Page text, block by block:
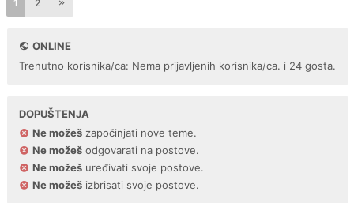
1 2
ONLINE
Trenutno korisnika/ca: Nema prijavljenih korisnika/ca. i 24 gosta.
DOPUŠTENJA
Ne možeš započinjati nove teme.
Ne možeš odgovarati na postove.
Ne možeš uređivati svoje postove.
Ne možeš izbrisati svoje postove.